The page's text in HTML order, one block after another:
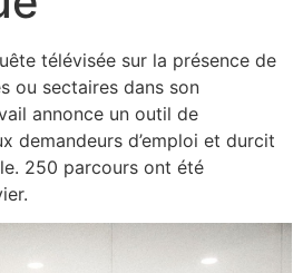
télévisée sur la présence de
ou sectaires dans son
annonce un outil de
demandeurs d’emploi et durcit
250 parcours ont été